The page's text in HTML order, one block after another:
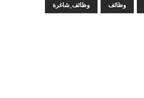
وظائف وظائف_شاغرة